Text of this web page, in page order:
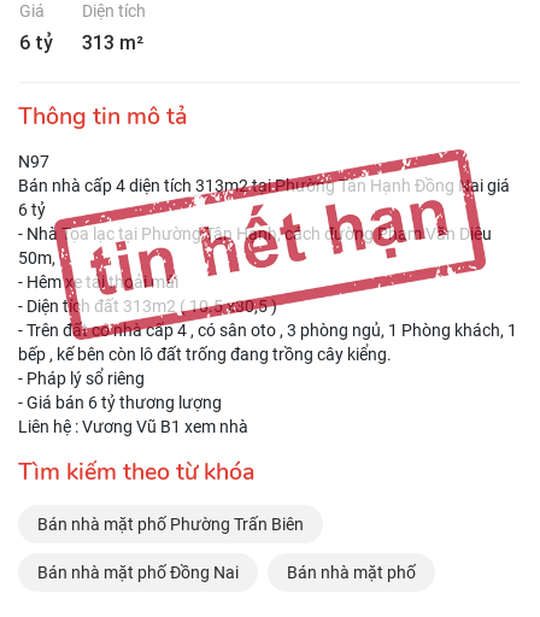
Giá
6 tỷ
Diện tích
313 m²
Thông tin mô tả
N97
Bán nhà cấp 4 diện tích 313m2 tại Phường Tân Hạnh Đồng Nai giá
6 tỷ
- Nhà Tọa lạc tại Phường Tân Hạnh, cách đường Phạm Văn Diêu
50m,
- Hêm xe tải thoải mái
- Diện tích đất 313m2 ( 10.5 x30,5 )
- Trên đất có nhà cấp 4 , có sân oto , 3 phòng ngủ, 1 Phòng khách, 1
bếp , kế bên còn lô đất trống đang trồng cây kiểng.
- Pháp lý sổ riêng
- Giá bán 6 tỷ thương lượng
Liên hệ : Vương Vũ B1 xem nhà
Tìm kiếm theo từ khóa
Bán nhà mặt phố Phường Trấn Biên
Bán nhà mặt phố Đồng Nai Bán nhà mặt phố